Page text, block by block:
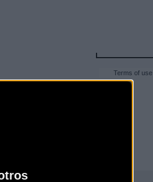
Terms of use
llegar a más clientes